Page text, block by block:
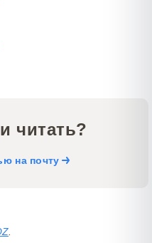
читать?
на почту